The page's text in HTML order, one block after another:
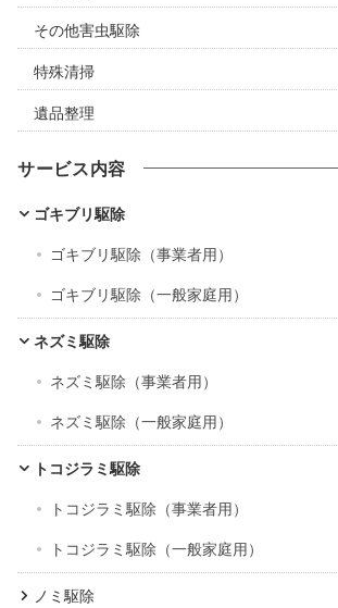
その他害虫駆除
特殊清掃
遺品整理
サービス内容
ゴキブリ駆除
ゴキブリ駆除（事業者用）
ゴキブリ駆除（一般家庭用）
ネズミ駆除
ネズミ駆除（事業者用）
ネズミ駆除（一般家庭用）
トコジラミ駆除
トコジラミ駆除（事業者用）
トコジラミ駆除（一般家庭用）
ノミ駆除